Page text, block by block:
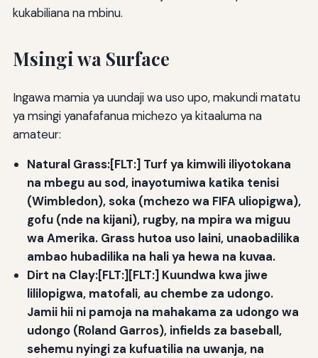
kukabiliana na mbinu.
Msingi wa Surface
Ingawa mamia ya uundaji wa uso upo, makundi matatu
ya msingi yanafafanua michezo ya kitaaluma na
amateur:
Natural Grass:[FLT:] Turf ya kimwili iliyotokana
na mbegu au sod, inayotumiwa katika tenisi
(Wimbledon), soka (mchezo wa FIFA uliopigwa),
gofu (nde na kijani), rugby, na mpira wa miguu
wa Amerika. Grass hutoa uso laini, unaobadilika
ambao hubadilika na hali ya hewa na kuvaa.
Dirt na Clay:[FLT:][FLT:] Kuundwa kwa jiwe
lililopigwa, matofali, au chembe za udongo.
Jamii hii ni pamoja na mahakama za udongo wa
udongo (Roland Garros), infields za baseball,
sehemu nyingi za kufuatilia na uwanja, na